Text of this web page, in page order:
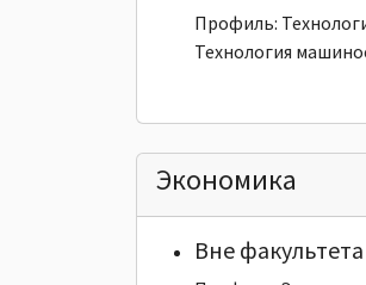
Профиль:
Технология
Экономика
Вне факультета